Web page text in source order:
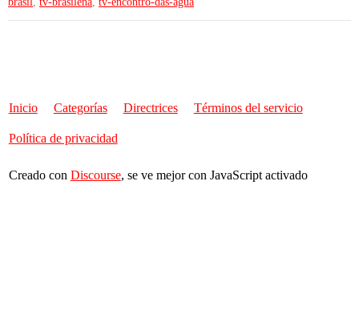
Inicio Categorías Directrices Términos del servicio
Política de privacidad
Creado con Discourse, se ve mejor con JavaScript activado